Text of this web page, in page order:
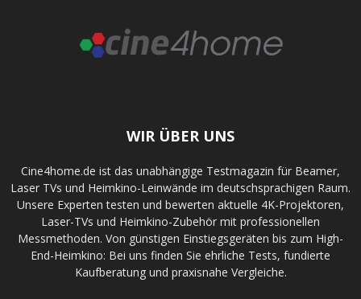
WIR ÜBER UNS
Cine4home.de ist das unabhängige Testmagazin für Beamer,
Laser TVs und Heimkino-Leinwände im deutschsprachigen Raum.
Unsere Experten testen und bewerten aktuelle 4K-Projektoren,
Laser-TVs und Heimkino-Zubehör mit professionellen
Messmethoden. Von günstigen Einstiegsgeräten bis zum High-
End-Heimkino: Bei uns finden Sie ehrliche Tests, fundierte
Kaufberatung und praxisnahe Vergleiche.